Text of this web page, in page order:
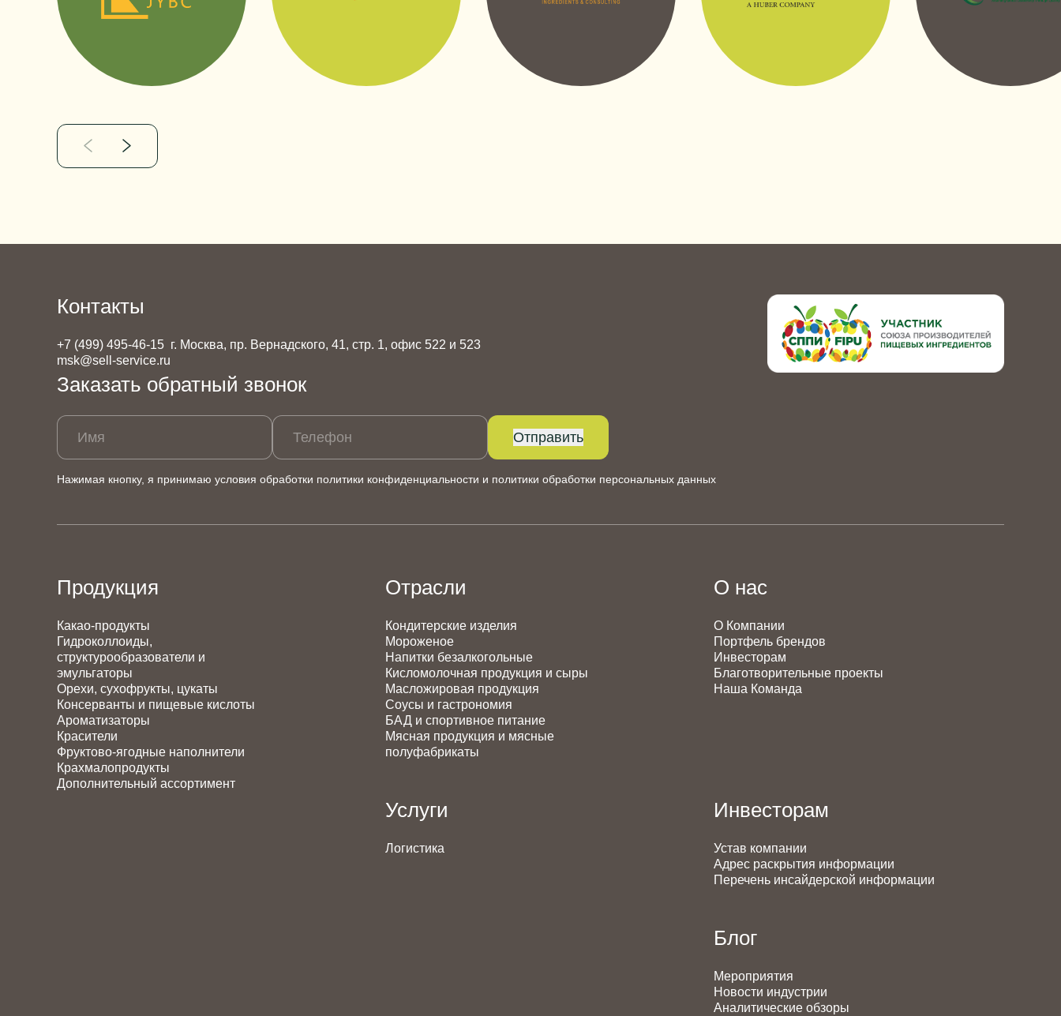
Контакты
+7 (499) 495-46-15
msk@sell-service.ru
г. Москва, пр. Вернадского, 41, стр. 1, офис 522 и 523
Заказать обратный звонок
Имя Телефон Отправить
Нажимая кнопку, я принимаю условия обработки политики конфиденциальности и политики обработки персональных данных
Продукция
Какао-продукты
Гидроколлоиды,
структурообразователи и
эмульгаторы
Орехи, сухофрукты, цукаты
Консерванты и пищевые кислоты
Ароматизаторы
Красители
Фруктово-ягодные наполнители
Крахмалопродукты
Дополнительный ассортимент
Отрасли
Кондитерские изделия
Мороженое
Напитки безалкогольные
Кисломолочная продукция и сыры
Масложировая продукция
Соусы и гастрономия
БАД и спортивное питание
Мясная продукция и мясные
полуфабрикаты
Услуги
Логистика
О нас
О Компании
Портфель брендов
Инвесторам
Благотворительные проекты
Наша Команда
Инвесторам
Устав компании
Адрес раскрытия информации
Перечень инсайдерской информации
Блог
Мероприятия
Новости индустрии
Аналитические обзоры